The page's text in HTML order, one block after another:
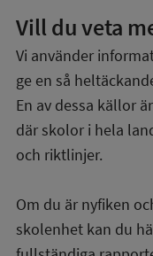
Vill du veta
Vi använder
ge en så
En av dessa källor
där skolor i hela
och riktlinjer.
Om du är nyfiken
skolenhet kan du